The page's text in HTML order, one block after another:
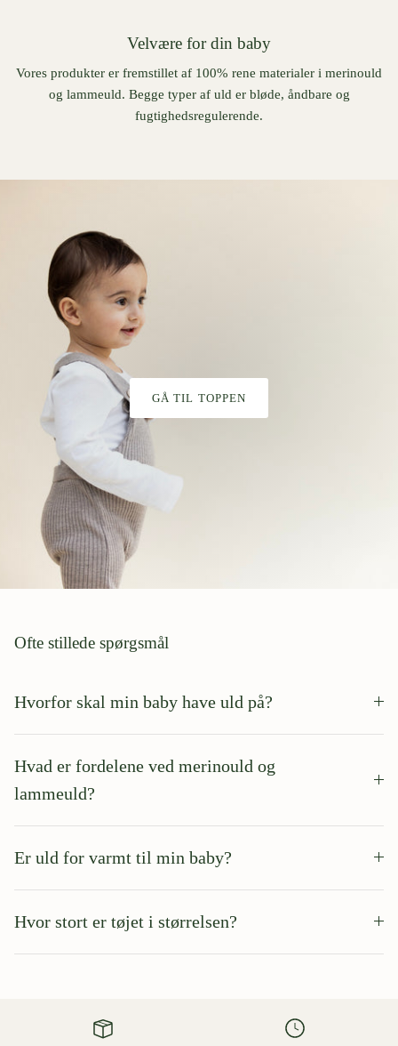
Velvære for din baby
Vores produkter er fremstillet af 100% rene materialer i merinould
og lammeuld. Begge typer af uld er bløde, åndbare og
fugtighedsregulerende.
GÅ TIL TOPPEN
Ofte stillede spørgsmål
Hvorfor skal min baby have uld på?
Hvad er fordelene ved merinould og
lammeuld?
Er uld for varmt til min baby?
Hvor stort er tøjet i størrelsen?